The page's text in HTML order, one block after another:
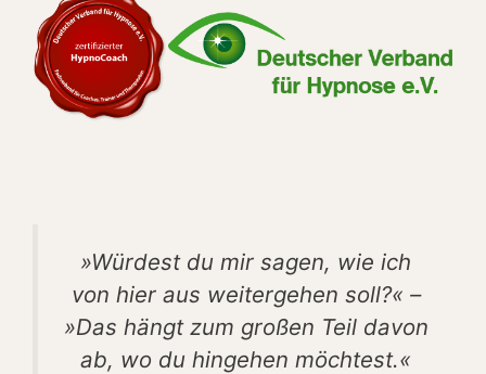
»Würdest du mir sagen, wie ich
von hier aus weitergehen soll?« –
»Das hängt zum großen Teil davon
ab, wo du hingehen möchtest.«